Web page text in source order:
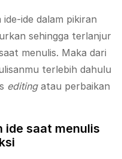
ide dalam pikiran
sehingga terlanjur
menulis. Maka dari
terlebih dahulu
editingatau perbaikan
ide saat menulis